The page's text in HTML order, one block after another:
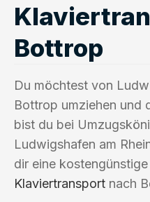
Bottrop
Du möchtest von
Bottrop umziehen und
bist du bei
Ludwigshafen am
dir eine
Klaviertransport nach